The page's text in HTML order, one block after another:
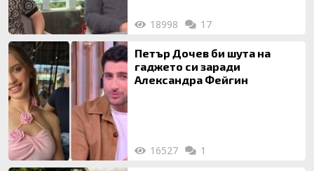
18998 17
Петър Дочев би шута на
гаджето си заради
Александра Фейгин
16527 1